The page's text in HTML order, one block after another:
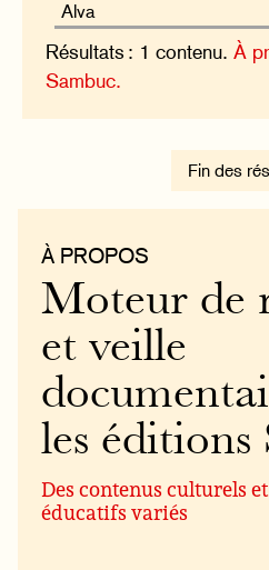
Résultats : 1 contenu.À
Sambuc.
Fin des
À PROPOS
Moteur de
et veille
les éditions
Des contenus culturels et
éducatifs variés